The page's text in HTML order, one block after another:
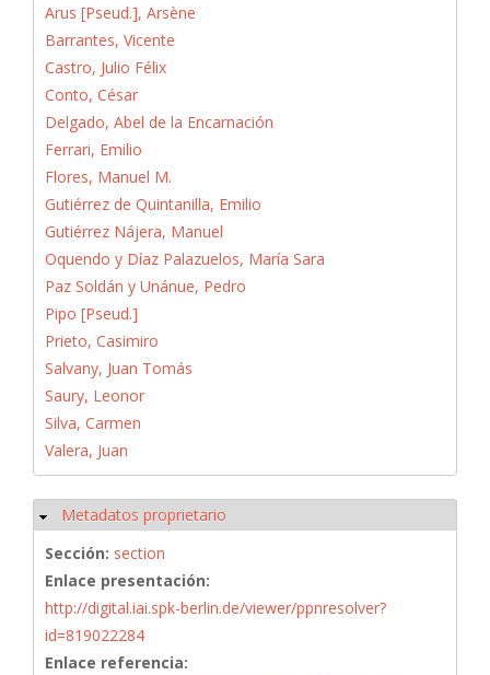
Arus [Pseud.], Arsène
Barrantes, Vicente
Castro, Julio Félix
Conto, César
Delgado, Abel de la Encarnación
Ferrari, Emilio
Flores, Manuel M.
Gutiérrez de Quintanilla, Emilio
Gutiérrez Nájera, Manuel
Oquendo y Díaz Palazuelos, María Sara
Paz Soldán y Unánue, Pedro
Pipo [Pseud.]
Prieto, Casimiro
Salvany, Juan Tomás
Saury, Leonor
Silva, Carmen
Valera, Juan
Ocultar
Metadatos proprietario
Sección: section
Enlace presentación:
http://digital.iai.spk-berlin.de/viewer/ppnresolver?
id=819022284
Enlace referencia: